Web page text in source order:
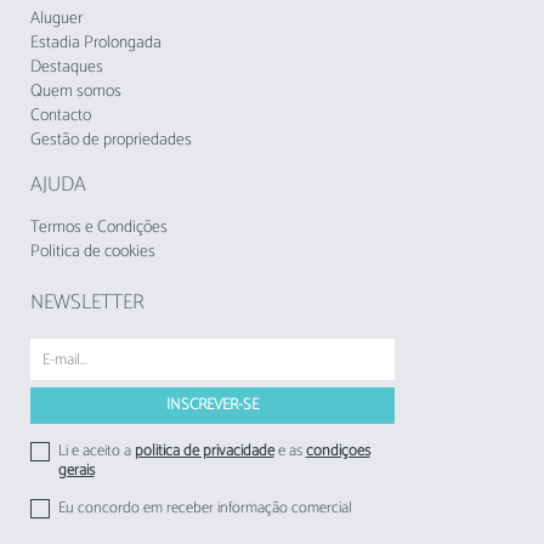
Aluguer
Estadia Prolongada
Destaques
Quem somos
Contacto
Gestão de propriedades
AJUDA
Termos e Condições
Politica de cookies
NEWSLETTER
Li e aceito apolitica de privacidadee ascondições
gerais
Eu concordo em receber informação comercial